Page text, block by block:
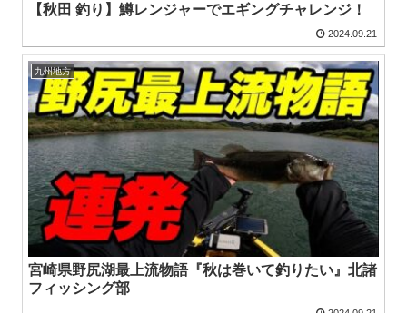
【秋田 釣り】鱒レンジャーでエギングチャレンジ！
2024.09.21
九州地方
宮崎県野尻湖最上流物語『秋は巻いて釣りたい』北諸
フィッシング部